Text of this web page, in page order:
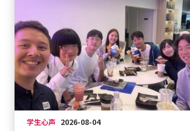
学生心声 2026-08-04